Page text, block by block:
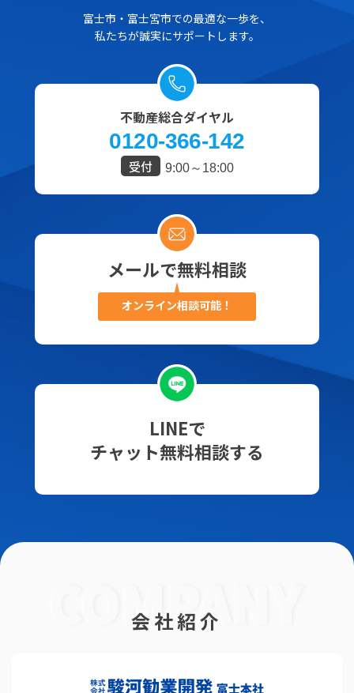
富士市・富士宮市での最適な一歩を、
私たちが誠実にサポートします。
不動産総合ダイヤル
0120-366-142
受付 9:00～18:00
メールで無料相談
オンライン相談可能！
LINEで
チャット無料相談する
会社紹介